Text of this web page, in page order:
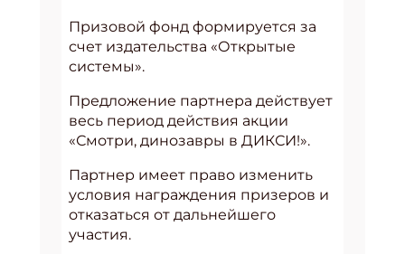
Призовой фонд формируется за
счет издательства «Открытые
системы».
Предложение партнера действует
весь период действия акции
«Смотри, динозавры в ДИКСИ!».
Партнер имеет право изменить
условия награждения призеров и
отказаться от дальнейшего
участия.